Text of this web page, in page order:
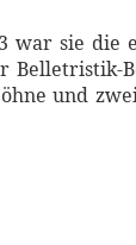
war sie die
Belletristik-
und